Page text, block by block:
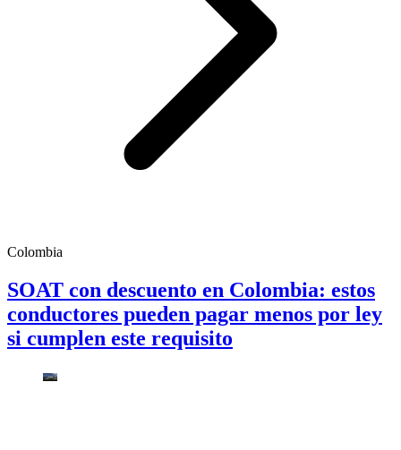
Colombia
SOAT con descuento en Colombia: estos
conductores pueden pagar menos por ley
si cumplen este requisito